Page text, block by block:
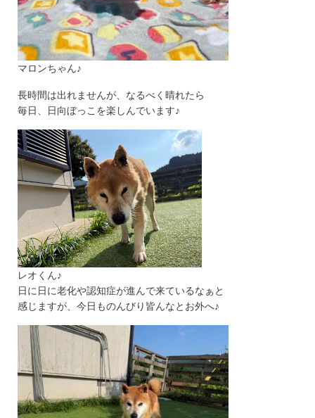
マロンちゃん♪
長時間は出れませんが、なるべく晴れたら
毎日、日向ぼっこを楽しんでいます♪
レオくん♪
日に日に老化や認知症が進んで来ているなぁと
感じますが、今日ものんびり皆んなとお外へ♪